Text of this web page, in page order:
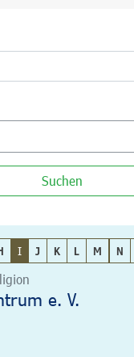
Suchen
I J K L M N
e. V.